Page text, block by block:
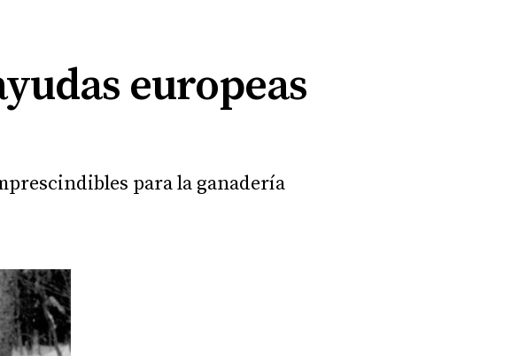
europeas
para la ganadería